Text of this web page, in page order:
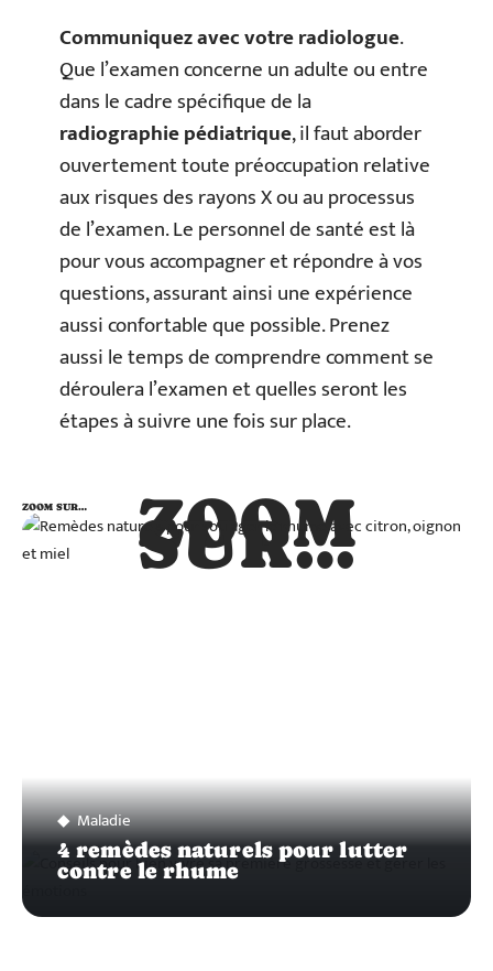
Communiquez avec votre radiologue.
Que l’examen concerne un adulte ou entre
dans le cadre spécifique de la
radiographie pédiatrique, il faut aborder
ouvertement toute préoccupation relative
aux risques des rayons X ou au processus
de l’examen. Le personnel de santé est là
pour vous accompagner et répondre à vos
questions, assurant ainsi une expérience
aussi confortable que possible. Prenez
aussi le temps de comprendre comment se
déroulera l’examen et quelles seront les
étapes à suivre une fois sur place.
ZOOM
SUR…
ZOOM SUR…
Maladie
4 remèdes naturels pour lutter
contre le rhume